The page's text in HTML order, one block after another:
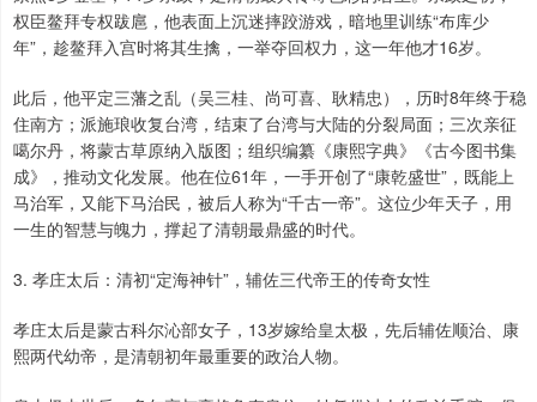
权臣鳌拜专权跋扈，他表面上沉迷摔跤游戏，暗地里训练“布库少
年”，趁鳌拜入宫时将其生擒，一举夺回权力，这一年他才16岁。
此后，他平定三藩之乱（吴三桂、尚可喜、耿精忠），历时8年终于稳
住南方；派施琅收复台湾，结束了台湾与大陆的分裂局面；三次亲征
噶尔丹，将蒙古草原纳入版图；组织编纂《康熙字典》《古今图书集
成》，推动文化发展。他在位61年，一手开创了“康乾盛世”，既能上
马治军，又能下马治民，被后人称为“千古一帝”。这位少年天子，用
一生的智慧与魄力，撑起了清朝最鼎盛的时代。
3. 孝庄太后：清初“定海神针”，辅佐三代帝王的传奇女性
孝庄太后是蒙古科尔沁部女子，13岁嫁给皇太极，先后辅佐顺治、康
熙两代幼帝，是清朝初年最重要的政治人物。